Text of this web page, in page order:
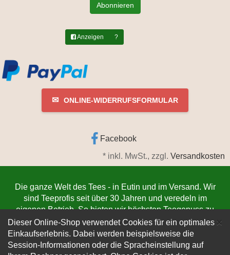
×
Dieser Online-Shop verwendet Cookies für ein optimales
Einkaufserlebnis. Dabei werden beispielsweise die
Session-Informationen oder die Spracheinstellung auf
Abonnieren
Anzeigen ?
✉ ONLINE-WIDERRUFSFORMULAR
Facebook
* inkl. MwSt., zzgl. Versandkosten
Die ganze Welt des Tees - in Eutin und im Versand. Wir
sind Teeprofis seit über 30 Jahren und veredeln im
eigenen Betrieb. So bieten wir höchsten Teegenuss zu
niedrigsten Preisen. Jetzt bestellenwww.teeschmiede-
eutin.de (Die Lieferung verlässt innerhalb von 1-3
Werktagen unser Lager. Der Versand erfolgt